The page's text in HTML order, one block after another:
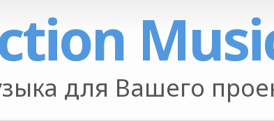
для Вашего